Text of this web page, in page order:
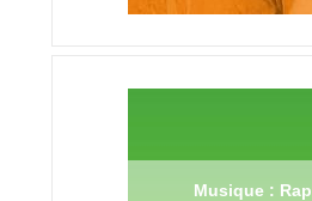
Musique : Rap